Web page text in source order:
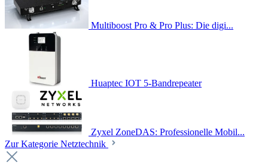
Multiboost Pro & Pro Plus: Die digi...
Huaptec IOT 5-Bandrepeater
Zyxel ZoneDAS: Professionelle Mobil...
Zur Kategorie Netztechnik